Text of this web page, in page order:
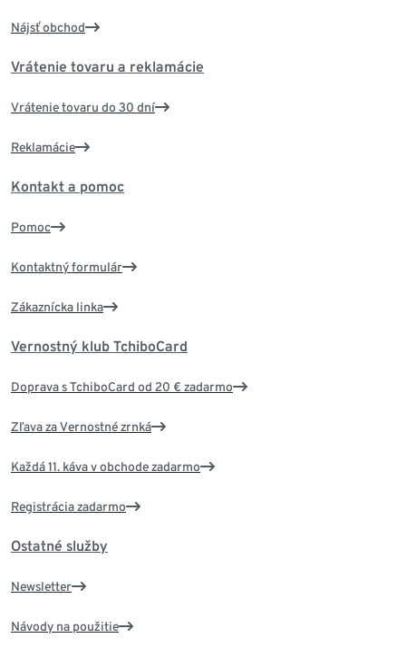
Nájsť obchod
Vrátenie tovaru a reklamácie
Vrátenie tovaru do 30 dní
Reklamácie
Kontakt a pomoc
Pomoc
Kontaktný formulár
Zákaznícka linka
Vernostný klub TchiboCard
Doprava s TchiboCard od 20 € zadarmo
Zľava za Vernostné zrnká
Každá 11. káva v obchode zadarmo
Registrácia zadarmo
Ostatné služby
Newsletter
Návody na použitie